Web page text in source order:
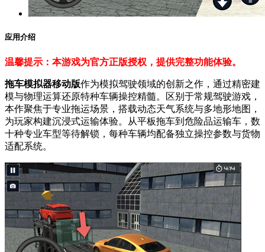
应用介绍
温馨提示：本游戏为官方正版授权，提供完整功能体验。
拖车模拟器移动版作为模拟驾驶领域的创新之作，通过精密建
模与物理运算还原特种车辆操控精髓。区别于常规驾驶游戏，
本作聚焦于专业拖运场景，搭载动态天气系统与多地形地图，
为玩家构建沉浸式运输体验。从平板拖车到危险品运输车，数
十种专业车型等待解锁，每种车辆均配备独立操控参数与货物
适配系统。